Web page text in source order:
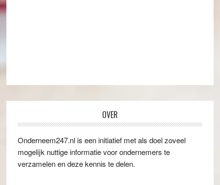
OVER
Onderneem247.nl is een initiatief met als doel zoveel
mogelijk nuttige informatie voor ondernemers te
verzamelen en deze kennis te delen.